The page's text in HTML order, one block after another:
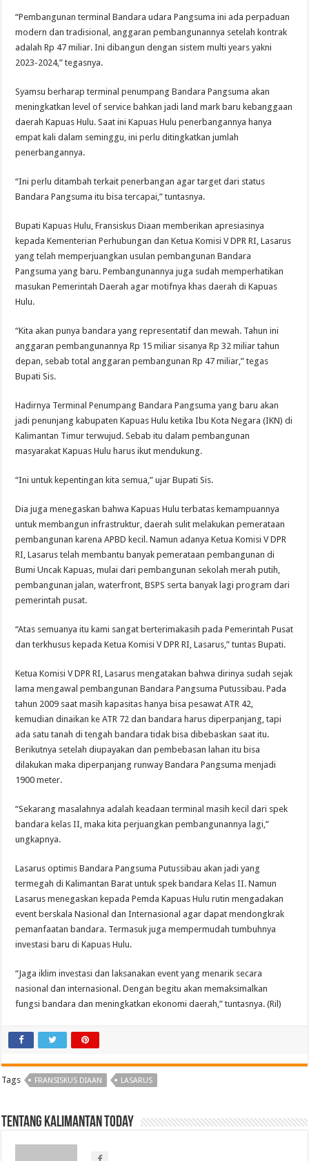
“Pembangunan terminal Bandara udara Pangsuma ini ada perpaduan
modern dan tradisional, anggaran pembangunannya setelah kontrak
adalah Rp 47 miliar. Ini dibangun dengan sistem multi years yakni
2023-2024,” tegasnya.
Syamsu berharap terminal penumpang Bandara Pangsuma akan
meningkatkan level of service bahkan jadi land mark baru kebanggaan
daerah Kapuas Hulu. Saat ini Kapuas Hulu penerbangannya hanya
empat kali dalam seminggu, ini perlu ditingkatkan jumlah
penerbangannya.
“Ini perlu ditambah terkait penerbangan agar target dari status
Bandara Pangsuma itu bisa tercapai,” tuntasnya.
Bupati Kapuas Hulu, Fransiskus Diaan memberikan apresiasinya
kepada Kementerian Perhubungan dan Ketua Komisi V DPR RI, Lasarus
yang telah memperjuangkan usulan pembangunan Bandara
Pangsuma yang baru. Pembangunannya juga sudah memperhatikan
masukan Pemerintah Daerah agar motifnya khas daerah di Kapuas
Hulu.
“Kita akan punya bandara yang representatif dan mewah. Tahun ini
anggaran pembangunannya Rp 15 miliar sisanya Rp 32 miliar tahun
depan, sebab total anggaran pembangunan Rp 47 miliar,” tegas
Bupati Sis.
Hadirnya Terminal Penumpang Bandara Pangsuma yang baru akan
jadi penunjang kabupaten Kapuas Hulu ketika Ibu Kota Negara (IKN) di
Kalimantan Timur terwujud. Sebab itu dalam pembangunan
masyarakat Kapuas Hulu harus ikut mendukung.
“Ini untuk kepentingan kita semua,” ujar Bupati Sis.
Dia juga menegaskan bahwa Kapuas Hulu terbatas kemampuannya
untuk membangun infrastruktur, daerah sulit melakukan pemerataan
pembangunan karena APBD kecil. Namun adanya Ketua Komisi V DPR
RI, Lasarus telah membantu banyak pemerataan pembangunan di
Bumi Uncak Kapuas, mulai dari pembangunan sekolah merah putih,
pembangunan jalan, waterfront, BSPS serta banyak lagi program dari
pemerintah pusat.
“Atas semuanya itu kami sangat berterimakasih pada Pemerintah Pusat
dan terkhusus kepada Ketua Komisi V DPR RI, Lasarus,” tuntas Bupati.
Ketua Komisi V DPR RI, Lasarus mengatakan bahwa dirinya sudah sejak
lama mengawal pembangunan Bandara Pangsuma Putussibau. Pada
tahun 2009 saat masih kapasitas hanya bisa pesawat ATR 42,
kemudian dinaikan ke ATR 72 dan bandara harus diperpanjang, tapi
ada satu tanah di tengah bandara tidak bisa dibebaskan saat itu.
Berikutnya setelah diupayakan dan pembebasan lahan itu bisa
dilakukan maka diperpanjang runway Bandara Pangsuma menjadi
1900 meter.
“Sekarang masalahnya adalah keadaan terminal masih kecil dari spek
bandara kelas II, maka kita perjuangkan pembangunannya lagi,”
ungkapnya.
Lasarus optimis Bandara Pangsuma Putussibau akan jadi yang
termegah di Kalimantan Barat untuk spek bandara Kelas II. Namun
Lasarus menegaskan kepada Pemda Kapuas Hulu rutin mengadakan
event berskala Nasional dan Internasional agar dapat mendongkrak
pemanfaatan bandara. Termasuk juga mempermudah tumbuhnya
investasi baru di Kapuas Hulu.
“Jaga iklim investasi dan laksanakan event yang menarik secara
nasional dan internasional. Dengan begitu akan memaksimalkan
fungsi bandara dan meningkatkan ekonomi daerah,” tuntasnya. (Ril)
Tags FRANSISKUS DIAAN LASARUS
Tentang Kalimantan Today